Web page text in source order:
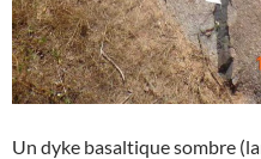
Un dyke basaltique sombre